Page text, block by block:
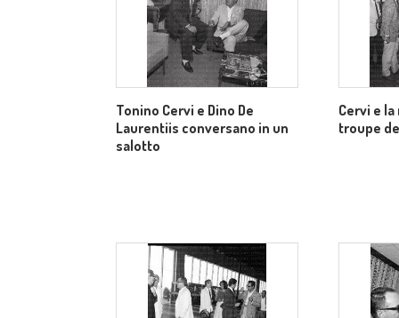
Tonino Cervi e Dino De
Laurentiis conversano in un
salotto
Cervi e
troupe